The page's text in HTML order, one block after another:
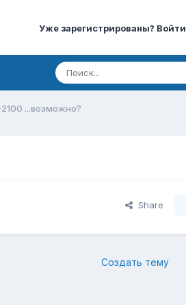
Уже зарегистрированы? Войти
...возможно?
Share
Создать тему